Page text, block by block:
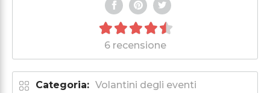
6 recensione
Categoria: Volantini degli eventi